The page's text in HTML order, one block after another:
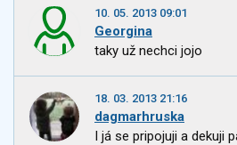
10. 05. 2013 09:01
Georgina
taky už nechci jojo
18. 03. 2013 21:16
dagmarhruska
I já se pripojuji a dekuji